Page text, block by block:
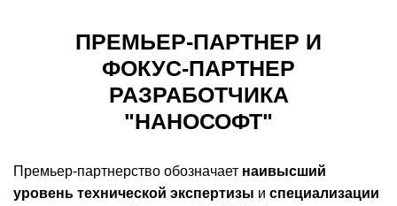
ПРЕМЬЕР-ПАРТНЕР И
ФОКУС-ПАРТНЕР
РАЗРАБОТЧИКА
"НАНОСОФТ"
Премьер-партнерство обозначает наивысший
уровень технической экспертизы и специализации